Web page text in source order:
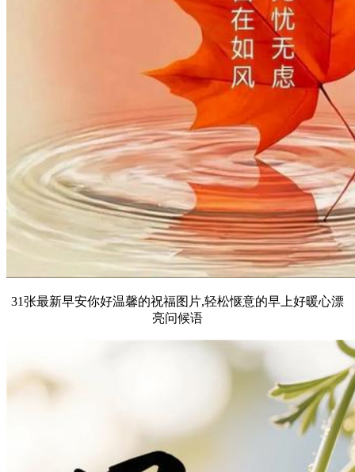
31张最新早安你好温馨的祝福图片,轻松惬意的早上好暖心漂
亮问候语